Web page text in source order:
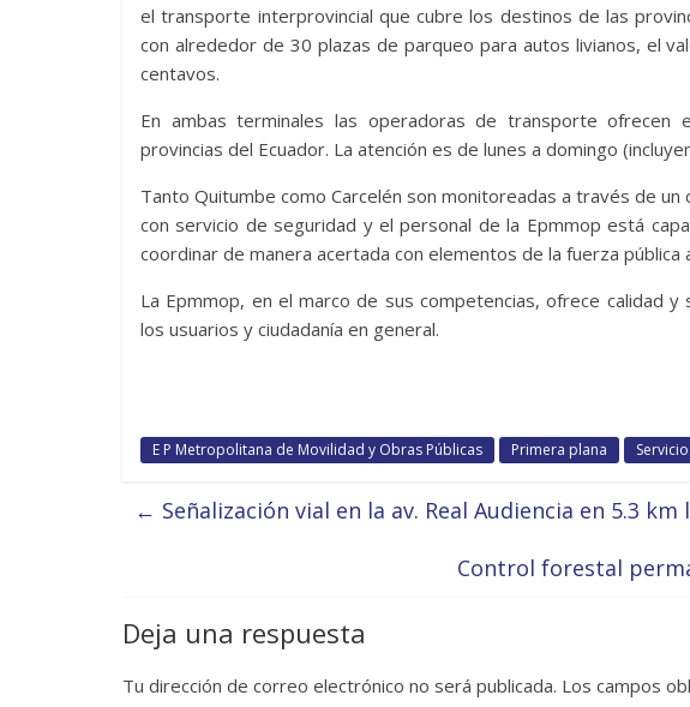
el transporte interprovincial que cubre los destinos de las
con alrededor de 30 plazas de parqueo para autos livianos, el
centavos.
En ambas terminales las operadoras de transporte ofrecen
provincias del Ecuador. La atención es de lunes a domingo
Tanto Quitumbe como Carcelén son monitoreadas a través de
con servicio de seguridad y el personal de la Epmmop está
coordinar de manera acertada con elementos de la fuerza pública
La Epmmop, en el marco de sus competencias, ofrece calidad
los usuarios y ciudadanía en general.
E P Metropolitana de Movilidad y Obras Públicas Primera plana
← Señalización vial en la av. Real Audiencia en 5.3 km
Control forestal
Deja una respuesta
Tu dirección de correo electrónico no será publicada. Los campos